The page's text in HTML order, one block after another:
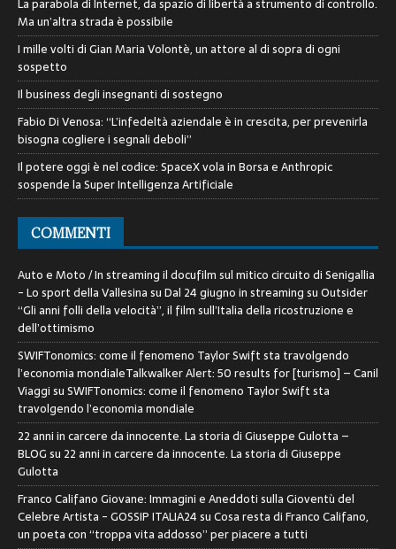
Ma un’altra strada è possibile
I mille volti di Gian Maria Volontè, un attore al di sopra di ogni
sospetto
Il business degli insegnanti di sostegno
Fabio Di Venosa: “L’infedeltà aziendale è in crescita, per prevenirla
bisogna cogliere i segnali deboli”
Il potere oggi è nel codice: SpaceX vola in Borsa e Anthropic
sospende la Super Intelligenza Artificiale
COMMENTI
Auto e Moto / In streaming il docufilm sul mitico circuito di Senigallia
- Lo sport della VallesinasuDal 24 giugno in streaming su Outsider
“Gli anni folli della velocità”, il film sull’Italia della ricostruzione e
dell’ottimismo
SWIFTonomics: come il fenomeno Taylor Swift sta travolgendo
l’economia mondialeTalkwalker Alert: 50 results for [turismo] – Canil
ViaggisuSWIFTonomics: come il fenomeno Taylor Swift sta
travolgendo l’economia mondiale
22 anni in carcere da innocente. La storia di Giuseppe Gulotta –
BLOGsu 22 anni in carcere da innocente. La storia di Giuseppe
Gulotta
Franco Califano Giovane: Immagini e Aneddoti sulla Gioventù del
Celebre Artista - GOSSIP ITALIA24suCosa resta di Franco Califano,
un poeta con “troppa vita addosso” per piacere a tutti